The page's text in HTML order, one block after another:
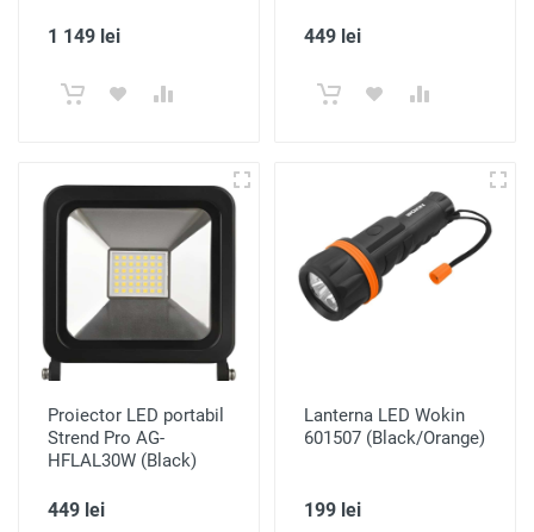
1 149 lei 449 lei
Proiector LED portabil
Strend Pro AG-
HFLAL30W (Black)
449 lei
Lanterna LED Wokin
601507 (Black/Orange)
199 lei